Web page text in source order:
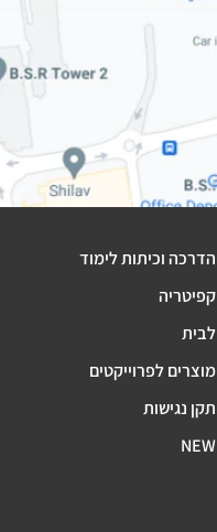
הדרכה וכיתות לימוד
קפיטריה
לבית
מוצרים לפרוייקטים
תקן נגישות
NEW